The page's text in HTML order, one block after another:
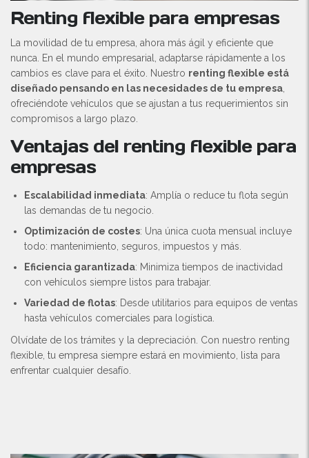
Renting flexible para empresas
La movilidad de tu empresa, ahora más ágil y eficiente que
nunca. En el mundo empresarial, adaptarse rápidamente a los
cambios es clave para el éxito. Nuestro renting flexible está
diseñado pensando en las necesidades de tu empresa,
ofreciéndote vehículos que se ajustan a tus requerimientos sin
compromisos a largo plazo.
Ventajas del renting flexible para
empresas
Escalabilidad inmediata: Amplía o reduce tu flota según
las demandas de tu negocio.
Optimización de costes: Una única cuota mensual incluye
todo: mantenimiento, seguros, impuestos y más.
Eficiencia garantizada: Minimiza tiempos de inactividad
con vehículos siempre listos para trabajar.
Variedad de flotas: Desde utilitarios para equipos de ventas
hasta vehículos comerciales para logística.
Olvídate de los trámites y la depreciación. Con nuestro renting
flexible, tu empresa siempre estará en movimiento, lista para
enfrentar cualquier desafío.